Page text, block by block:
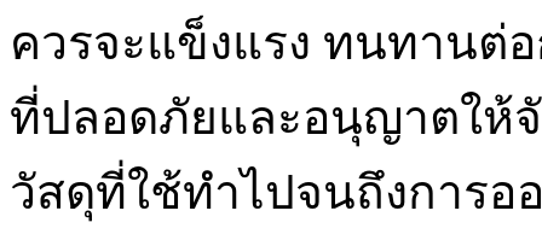
ควรจะแข็งแรง ทนทานต่
ที่ปลอดภัยและอนุญาตให้
วัสดุที่ใช้ทำไปจนถึงการอ